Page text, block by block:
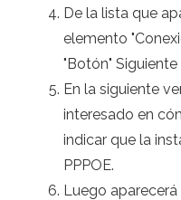
De la lista que
elemento
"Botón" Siguiente
En la siguiente
interesado en
indicar que la
PPPOE.
Luego